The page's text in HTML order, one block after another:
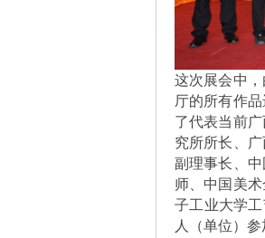
这次展会中
厅的所有作
了代表当前
究所所长、
副理事长、
师、中国美
子工业大学
人（单位）